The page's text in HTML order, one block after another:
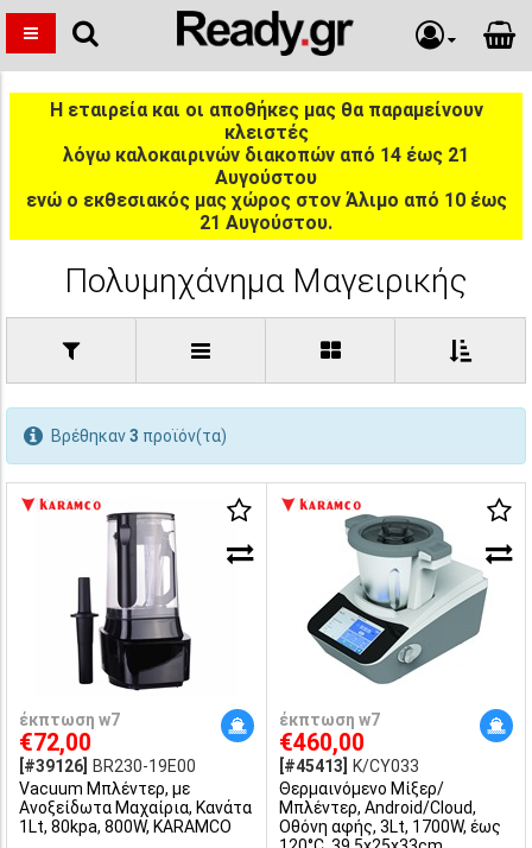
Η εταιρεία και οι αποθήκες μας θα παραμείνουν
κλειστές
λόγω καλοκαιρινών διακοπών από 14 έως 21
Αυγούστου
ενώ ο εκθεσιακός μας χώρος στον Άλιμο από 10 έως
21 Αυγούστου.
Πολυμηχάνημα Μαγειρικής
Βρέθηκαν3 προϊόν(τα)
έκπτωση w7
€72,00
[#39126]
BR230-19E00
Vacuum Mπλέντερ, με
Ανοξείδωτα Μαχαίρια, Κανάτα
1Lt, 80kpa, 800W, KARAMCO
έκπτωση w7
€460,00
[#45413]
K/CY033
Θερμαινόμενο Μίξερ/
Μπλέντερ, Android/Cloud,
Οθόνη αφής, 3Lt, 1700W, έως